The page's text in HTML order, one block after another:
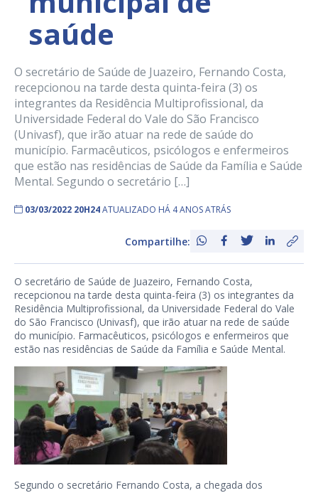
saúde
O secretário de Saúde de Juazeiro, Fernando Costa,
recepcionou na tarde desta quinta-feira (3) os
integrantes da Residência Multiprofissional, da
Universidade Federal do Vale do São Francisco
(Univasf), que irão atuar na rede de saúde do
município. Farmacêuticos, psicólogos e enfermeiros
que estão nas residências de Saúde da Família e Saúde
Mental. Segundo o secretário […]
03/03/2022 20H24ATUALIZADO HÁ 4 ANOS ATRÁS
Compartilhe:
O secretário de Saúde de Juazeiro, Fernando Costa,
recepcionou na tarde desta quinta-feira (3) os integrantes da
Residência Multiprofissional, da Universidade Federal do Vale
do São Francisco (Univasf), que irão atuar na rede de saúde
do município. Farmacêuticos, psicólogos e enfermeiros que
estão nas residências de Saúde da Família e Saúde Mental.
Segundo o secretário Fernando Costa, a chegada dos